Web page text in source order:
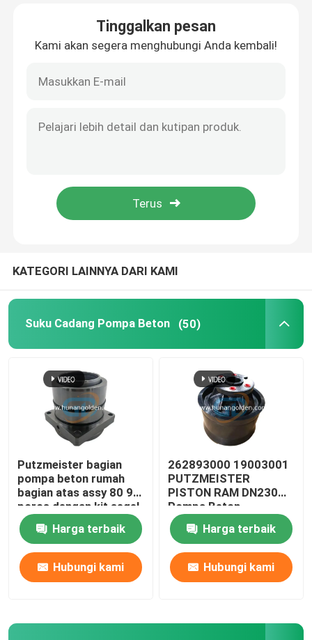
Tur Pabrik
Kontrol kualitas
Hubungi kami
Permintaan Penawaran
Motor Pompa Hidraulik Beton
Katup Kontrol Hidraulik
kit segel silinder hidrolik
Kasus Transfer Pompa Beton
peredam putar
Bagian Pneumatik Pusat
Tinggalkan pesan
Kami akan segera menghubungi Anda kembali!
KATEGORI LAINNYA DARI KAMI
Suku Cadang Pompa Beton (50)
Putzmeister bagian
pompa beton rumah
bagian atas assy 80 90
poros dengan kit segel
274893001 519127
Harga terbaik
Hubungi kami
262893000 19003001
PUTZMEISTER
PISTON RAM DN230
Pompa Beton
Harga terbaik
Hubungi kami